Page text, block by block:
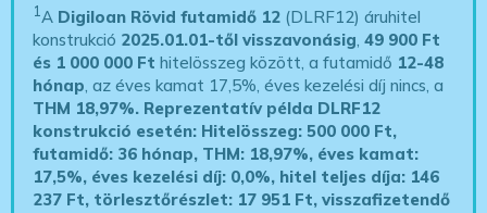
1 A Digiloan Rövid futamidő 12 (DLRF12) áruhitel
konstrukció 2025.01.01-től visszavonásig ,49 900 Ft
és 1 000 000 Ft hitelösszeg között, a futamidő 12-48
hónap , az éves kamat 17,5%, éves kezelési díj nincs, a
THM 18,97%. Reprezentatív példa DLRF12
konstrukció esetén: Hitelösszeg: 500 000 Ft,
futamidő: 36 hónap, THM: 18,97%, éves kamat:
17,5%, éves kezelési díj: 0,0%, hitel teljes díja: 146
237 Ft, törlesztőrészlet: 17 951 Ft, visszafizetendő